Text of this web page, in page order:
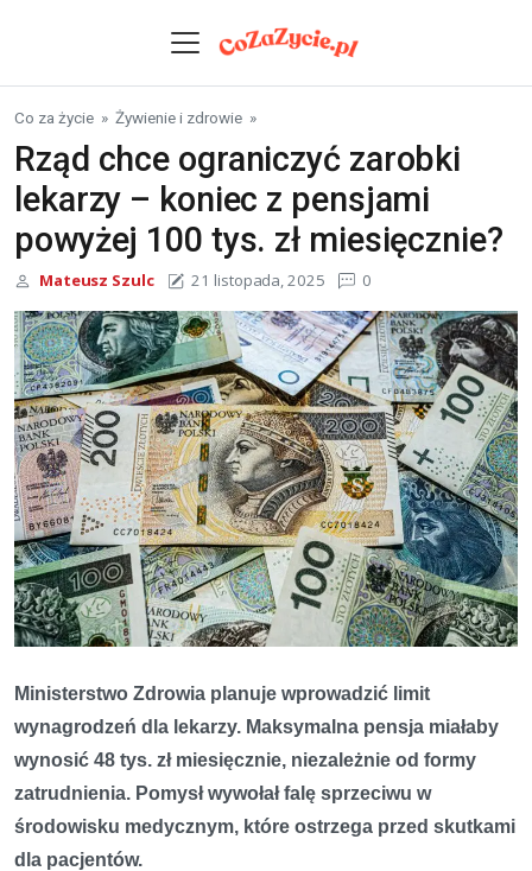
Co za życie » Żywienie i zdrowie »
Rząd chce ograniczyć zarobki
lekarzy – koniec z pensjami
powyżej 100 tys. zł miesięcznie?
Mateusz Szulc 21 listopada, 2025 0
Ministerstwo Zdrowia planuje wprowadzić limit
wynagrodzeń dla lekarzy. Maksymalna pensja miałaby
wynosić 48 tys. zł miesięcznie, niezależnie od formy
zatrudnienia. Pomysł wywołał falę sprzeciwu w
środowisku medycznym, które ostrzega przed skutkami
dla pacjentów.